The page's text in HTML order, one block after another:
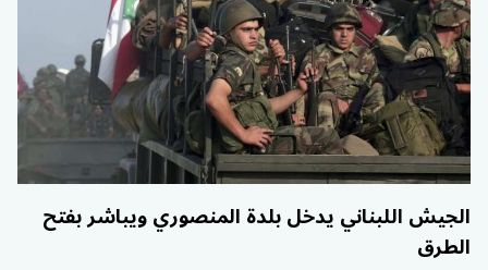
الجيش اللبناني يدخل بلدة المنصوري ويباشر بفتح
الطرق